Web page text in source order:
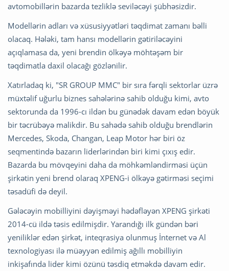
avtomobillərin bazarda tezliklə seviləcəyi şübhəsizdir.
Modellərin adları və xüsusiyyətləri təqdimat zamanı bəlli
olacaq. Hələki, tam hansı modellərin gətiriləcəyini
açıqlamasa da, yeni brendin ölkəyə möhtəşəm bir
təqdimatla daxil olacağı gözlənilir.
Xatırladaq ki, "SR GROUP MMC" bir sıra fərqli sektorlar üzrə
müxtəlif uğurlu biznes sahələrinə sahib olduğu kimi, avto
sektorunda da 1996-cı ildən bu günədək davam edən böyük
bir təcrübəyə malikdir. Bu sahədə sahib olduğu brendlərin
Mercedes, Skoda, Changan, Leap Motor hər biri öz
seqmentində bazarın liderlərindən biri kimi çıxış edir.
Bazarda bu mövqeyini daha da möhkəmləndirməsi üçün
şirkətin yeni brend olaraq XPENG-i ölkəyə gətirməsi seçimi
təsadüfi də deyil.
Gələcəyin mobilliyini dəyişməyi hədəfləyən XPENG şirkəti
2014-cü ildə təsis edilmişdir. Yarandığı ilk gündən bəri
yeniliklər edən şirkət, inteqrasiya olunmuş İnternet və Al
texnologiyası ilə müəyyən edilmiş ağıllı mobilliyin
inkişafında lider kimi özünü təsdiq etməkdə davam edir.